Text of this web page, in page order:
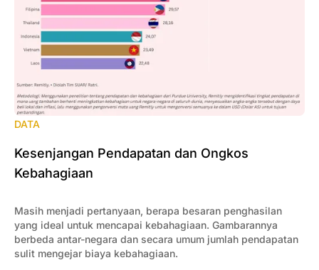
DATA
Kesenjangan Pendapatan dan Ongkos
Kebahagiaan
Masih menjadi pertanyaan, berapa besaran penghasilan
yang ideal untuk mencapai kebahagiaan. Gambarannya
berbeda antar-negara dan secara umum jumlah pendapatan
sulit mengejar biaya kebahagiaan.